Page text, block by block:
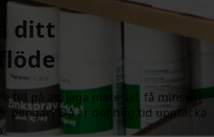
ditt
tid på att jaga material, få minskat
pengar? Då är det hög tid upptäcka